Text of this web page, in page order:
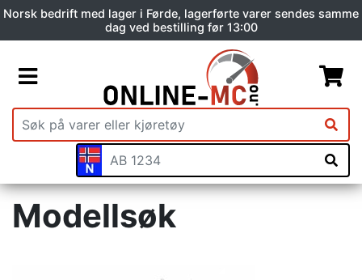
Norsk bedrift med lager i Førde, lagerførte varer sendes samme
dag ved bestilling før 13:00
Modellsøk